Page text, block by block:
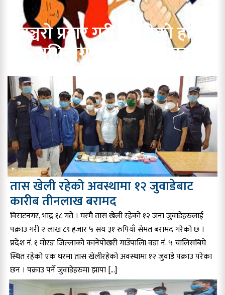
बञ्चरो प्रहार गरी बुहारीको हत्या
अभियोगमा १ जना पक्राउ
तास खेली रहेको अवस्थामा १२ जुवाडेबाट
कारीब तीनलाख बरामद
विराटनगर, भाद्र १८ गते । घरमै तास खेली रहेको १२ जना जुवाडेहरुलाई
पक्राउ गरी २ लाख ८९ हजार ५ सय ३१ रुपियाँ सेमत बरामद गरेको छ ।
प्रदेश नं. १ मोरङ जिल्लाको कानेपोखरी गाउँपालिा वडा नं. ५ चालिसबिघे
स्थित रहेको एक घरमा तास खेलीरहेको अवस्थामा १२ जुवाडे पक्राउ परेका
छन । पक्राउ पर्ने जुवाडेहरुमा झापा […]